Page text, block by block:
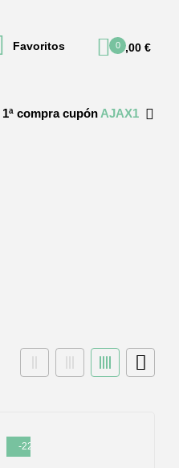
Favoritos 00,00 €
compra cupón AJAX1
-22%